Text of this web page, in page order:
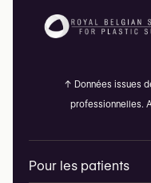
↑ Données issues
professionnelles.
Pour les patients